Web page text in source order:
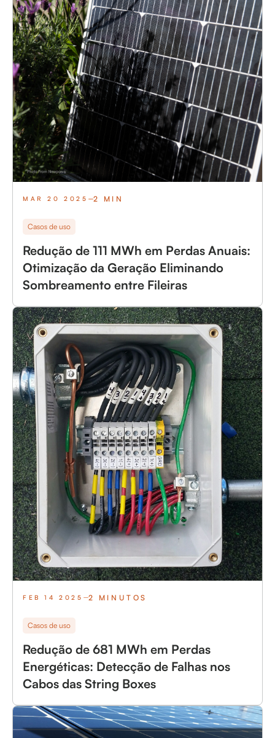
MAR 20 2025 2 MIN
Casos de uso
Redução de 111 MWh em Perdas Anuais:
Otimização da Geração Eliminando
Sombreamento entre Fileiras
FEB 14 2025 2 MINUTOS
Casos de uso
Redução de 681 MWh em Perdas
Energéticas: Detecção de Falhas nos
Cabos das String Boxes